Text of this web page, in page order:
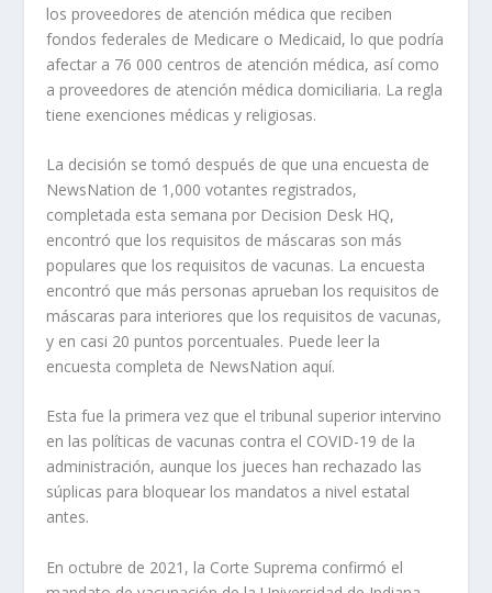
los proveedores de atención médica que reciben
fondos federales de Medicare o Medicaid, lo que podría
afectar a 76 000 centros de atención médica, así como
a proveedores de atención médica domiciliaria. La regla
tiene exenciones médicas y religiosas.
La decisión se tomó después de que una encuesta de
NewsNation de 1,000 votantes registrados,
completada esta semana por Decision Desk HQ,
encontró que los requisitos de máscaras son más
populares que los requisitos de vacunas. La encuesta
encontró que más personas aprueban los requisitos de
máscaras para interiores que los requisitos de vacunas,
y en casi 20 puntos porcentuales. Puede leer la
encuesta completa de NewsNation aquí.
Esta fue la primera vez que el tribunal superior intervino
en las políticas de vacunas contra el COVID-19 de la
administración, aunque los jueces han rechazado las
súplicas para bloquear los mandatos a nivel estatal
antes.
En octubre de 2021, la Corte Suprema confirmó el